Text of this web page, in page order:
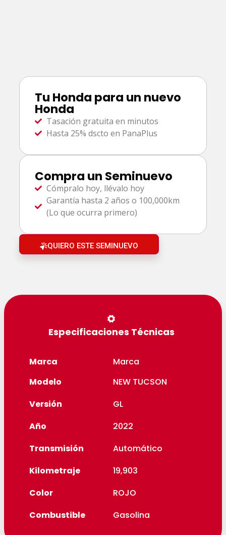
Tu Honda para un nuevo
Honda
Tasación gratuita en minutos
Hasta 25% dscto en PanaPlus
Compra un Seminuevo
Cómpralo hoy, llévalo hoy
Garantía hasta 2 años o 100,000km
(Lo que ocurra primero)
QUIERO ESTE SEMINUEVO
Especificaciones Técnicas
Marca
Marca
Modelo
NEW TUCSON
Versión
GL
Año
2022
Transmisión
Automático
Kilometraje
19,903
Color
ROJO
Combustible
Gasolina